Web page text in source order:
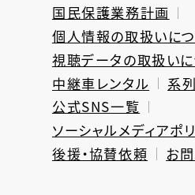
国民保護業務計画
個人情報の取扱いに
視聴データの取扱い
中継車レンタル
系
公式SNS一覧
ソーシャルメディアポ
後援・協賛依頼
お